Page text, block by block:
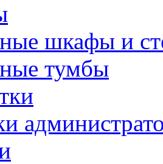
шкафы и
тумбы